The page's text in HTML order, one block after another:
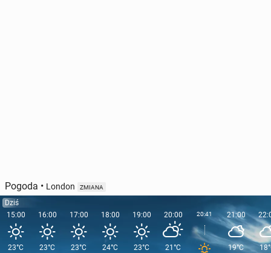
Pogoda • London ZMIANA
Dziś
15:00
23°C
16:00
23°C
17:00
23°C
18:00
24°C
19:00
23°C
20:00
21°C
20:41 21:00
19°C